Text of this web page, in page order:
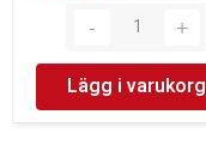
Lägg i varukorg